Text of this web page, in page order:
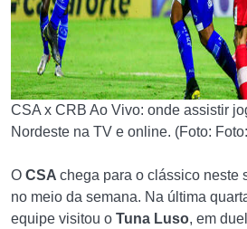
CSA x CRB Ao Vivo: onde assistir
Nordeste na TV e online. (Foto:
O CSA chega para o clássico neste
no meio da semana. Na última
equipe visitou o Tuna Luso, em